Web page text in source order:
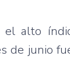
alto
de junio